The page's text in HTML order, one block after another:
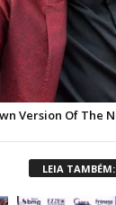
LEIA TAMBÉM: